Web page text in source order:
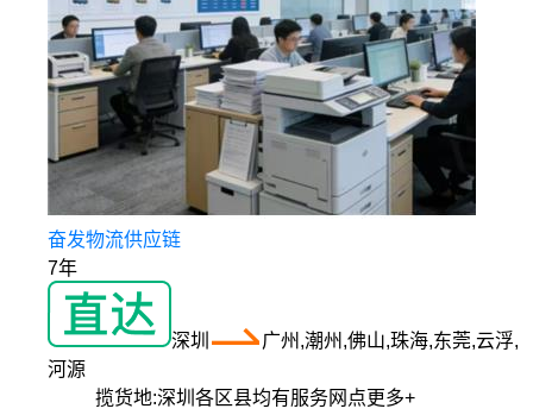
奋发物流供应链
7年
深圳
广州,潮州,佛山,珠海,东莞,云浮,
河源
揽货地:深圳各区县均有服务网点更多+